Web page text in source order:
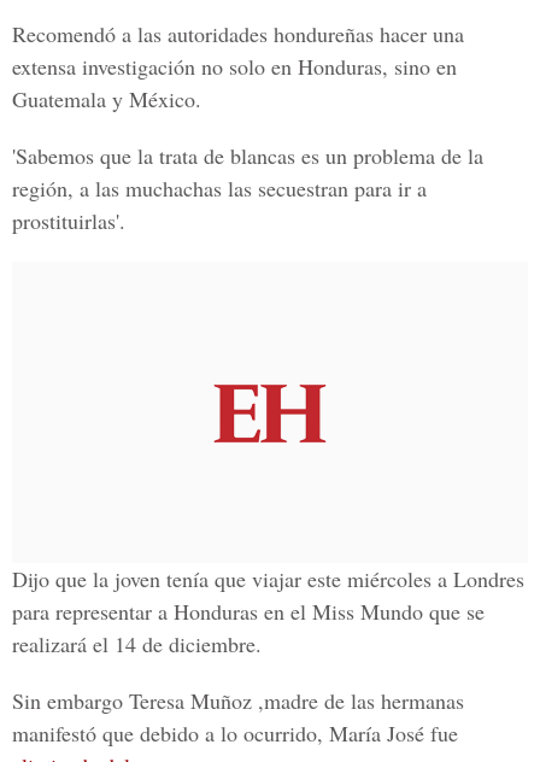
Recomendó a las autoridades hondureñas hacer una
extensa investigación no solo en Honduras, sino en
Guatemala y México.
'Sabemos que la trata de blancas es un problema de la
región, a las muchachas las secuestran para ir a
prostituirlas'.
Dijo que la joven tenía que viajar este miércoles a Londres
para representar a Honduras en el Miss Mundo que se
realizará el 14 de diciembre.
Sin embargo Teresa Muñoz ,madre de las hermanas
manifestó que debido a lo ocurrido, María José fue